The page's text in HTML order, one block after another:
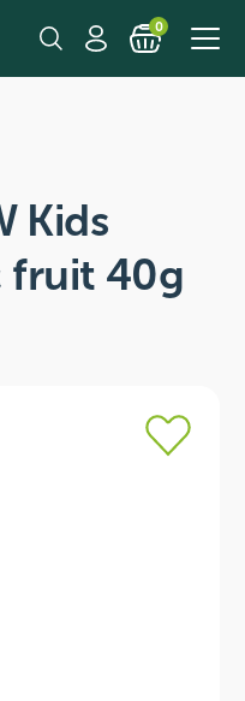
0
Kids
fruit 40g